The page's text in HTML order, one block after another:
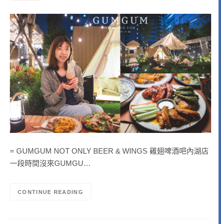
= GUMGUM NOT ONLY BEER & WINGS 雞翅啤酒吧內湖店
一段時間沒來GUMGU…
CONTINUE READING